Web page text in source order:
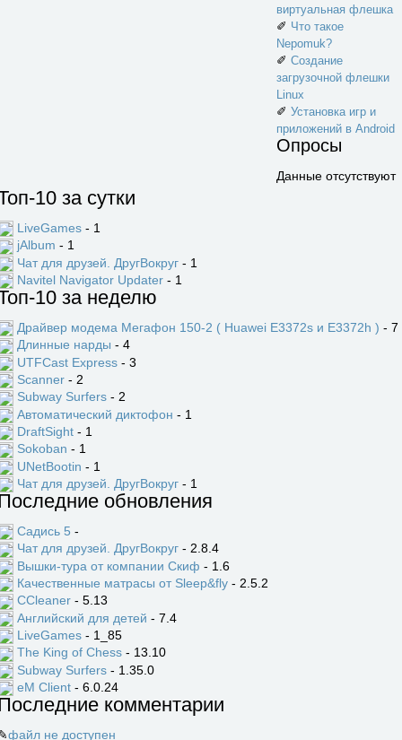
виртуальная флешка
✐ Что такое
Nepomuk?
✐ Создание
загрузочной флешки
Linux
✐ Установка игр и
приложений в Android
Опросы
Данные отсутствуют
10 за сутки
LiveGames - 1
jAlbum - 1
Чат для друзей. ДругВокруг - 1
Navitel Navigator Updater - 1
10 за неделю
Драйвер модема Мегафон 150-2 ( Huawei E3372s и E3372h ) - 7
Длинные нарды - 4
UTFCast Express - 3
Scanner - 2
Subway Surfers - 2
Автоматический диктофон - 1
DraftSight - 1
Sokoban - 1
UNetBootin - 1
Чат для друзей. ДругВокруг - 1
обновления
Садись 5 -
Чат для друзей. ДругВокруг - 2.8.4
Вышки-тура от компании Скиф - 1.6
Качественные матрасы от Sleep&fly - 2.5.2
CCleaner - 5.13
Английский для детей - 7.4
LiveGames - 1_85
The King of Chess - 13.10
Subway Surfers - 1.35.0
eM Client - 6.0.24
комментарии
файл не доступен